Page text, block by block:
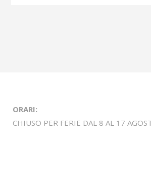
ORARI:
CHIUSO PER FERIE DAL 8 AL 17